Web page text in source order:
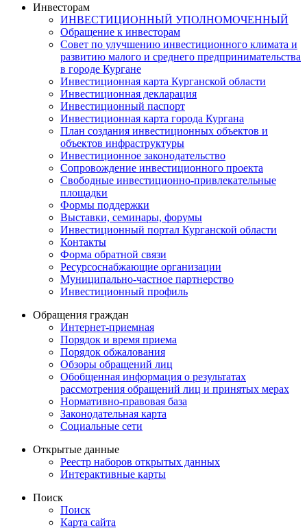
Инвесторам
ИНВЕСТИЦИОННЫЙ УПОЛНОМОЧЕННЫЙ
Обращение к инвесторам
Совет по улучшению инвестиционного климата и
развитию малого и среднего предпринимательства
в городе Кургане
Инвестиционная карта Курганской области
Инвестиционная декларация
Инвестиционный паспорт
Инвестиционная карта города Кургана
План создания инвестиционных объектов и
объектов инфраструктуры
Инвестиционное законодательство
Сопровождение инвестиционного проекта
Свободные инвестиционно-привлекательные
площадки
Формы поддержки
Выставки, семинары, форумы
Инвестиционный портал Курганской области
Контакты
Форма обратной связи
Ресурсоснабжающие организации
Муниципально-частное партнерство
Инвестиционный профиль
Обращения граждан
Интернет-приемная
Порядок и время приема
Порядок обжалования
Обзоры обращений лиц
Обобщенная информация о результатах
рассмотрения обращений лиц и принятых мерах
Нормативно-правовая база
Законодательная карта
Социальные сети
Открытые данные
Реестр наборов открытых данных
Интерактивные карты
Поиск
Поиск
Карта сайта